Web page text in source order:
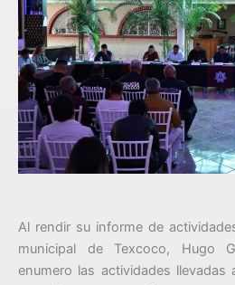
Al rendir su informe de
municipal de Texcoco, Hugo
enumero las actividades